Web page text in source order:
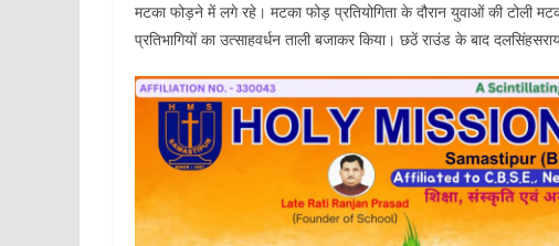
मटका फोड़ने में लगे रहे। मटका फोड़ प्रतियोगिता के दौरान युवाओं की टोली
प्रतिभागियों का उत्साहवर्धन ताली बजाकर किया। छठें राउंड के बाद